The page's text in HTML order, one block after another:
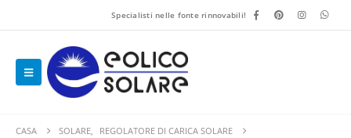
Specialisti nelle fonte rinnovabili!
CASA SOLARE,
REGOLATORE DI CARICA SOLARE